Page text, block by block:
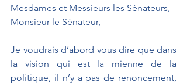
Mesdames et Messieurs les Sénateurs,
Monsieur le Sénateur,
Je voudrais d’abord vous dire que dans
la vision qui est la mienne de la
politique, il n’y a pas de renoncement,